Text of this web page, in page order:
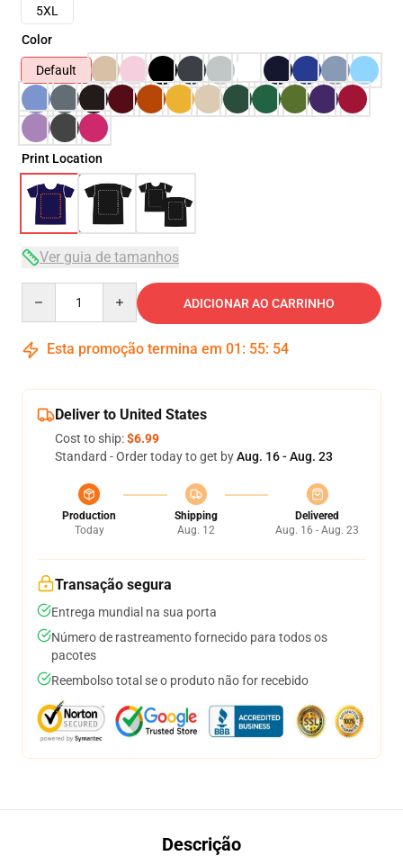
5XL
Color
Default
Print Location
Ver guia de tamanhos
ADICIONAR AO CARRINHO
Esta promoção termina em 01 : 55: 54
Deliver to United States
Cost to ship:$6.99
Standard - Order today to get byAug. 16 - Aug. 23
Production
Today
Shipping
Aug. 12
Delivered
Aug. 16 - Aug. 23
Transação segura
Entrega mundial na sua porta
Número de rastreamento fornecido para todos os
pacotes
Reembolso total se o produto não for recebido
Descrição